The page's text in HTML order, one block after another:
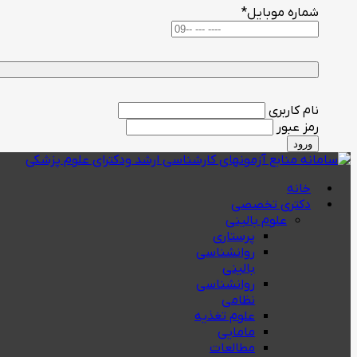
شماره موبایل*
نام کاربری
رمز عبور
ورود
خانه
دکتری تخصصی
علوم بالینی
پرستاری
روانشناسی
بالینی
روانشناسی
نظامی
علوم تغذیه
مامایی
مطالعات